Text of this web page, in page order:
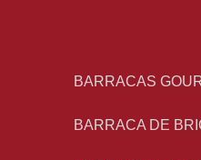
BARRACAS
BARRACA DE